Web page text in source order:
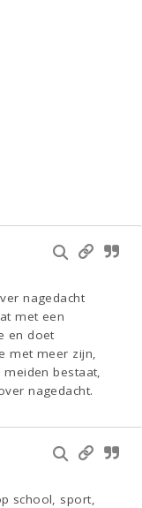
nagedacht
met een
en doet
met meer zijn,
bestaat,
nagedacht.
school, sport,